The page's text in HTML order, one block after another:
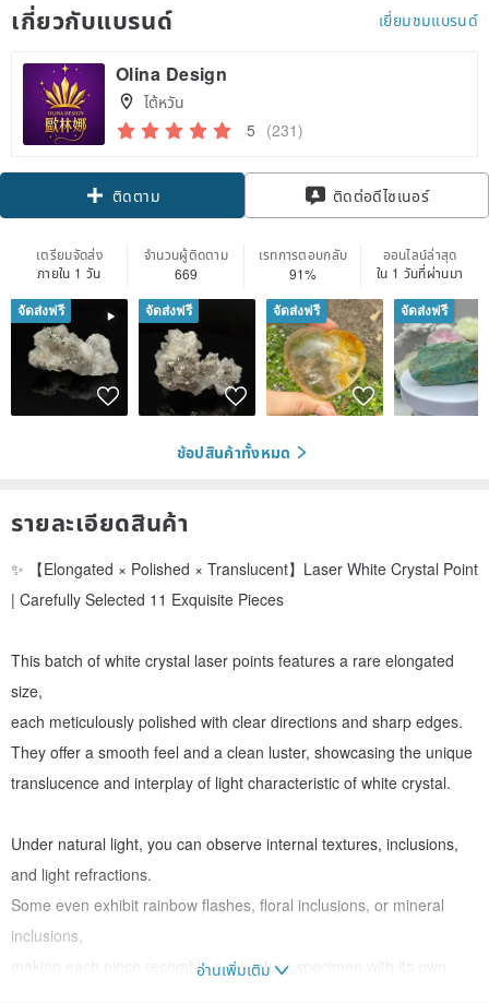
เกี่ยวกับแบรนด์ เยี่ยมชมแบรนด์
Olina Design
ไต้หวัน
5 (231)
ติดตาม ติดต่อดีไซเนอร์
เตรียมจัดส่ง
ภายใน 1 วัน
จำนวนผู้ติดตาม
669
เรทการตอบกลับ
91%
ออนไลน์ล่าสุด
ใน 1 วันที่ผ่านมา
จัดส่งฟรี จัดส่งฟรี จัดส่งฟรี จัดส่งฟรี
ช้อปสินค้าทั้งหมด
รายละเอียดสินค้า
✨ 【Elongated × Polished × Translucent】Laser White Crystal Point
| Carefully Selected 11 Exquisite Pieces
This batch of white crystal laser points features a rare elongated
size,
each meticulously polished with clear directions and sharp edges.
They offer a smooth feel and a clean luster, showcasing the unique
translucence and interplay of light characteristic of white crystal.
Under natural light, you can observe internal textures, inclusions,
and light refractions.
Some even exhibit rainbow flashes, floral inclusions, or mineral
inclusions,
making each piece resemble a miniature specimen with its own
อ่านเพิ่มเติม